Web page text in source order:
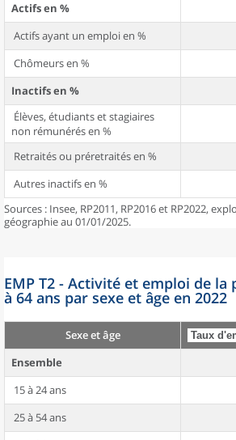
Actifs en %
Actifs ayant un emploi en %
Chômeurs en %
Inactifs en %
Élèves, étudiants et stagiaires
non rémunérés en %
Retraités ou préretraités en %
Autres inactifs en %
Sources : Insee, RP2011, RP2016 et RP2022,
géographie au 01/01/2025.
EMP T2 - Activité et emploi de la
à 64 ans par sexe et âge en 2022
Sexe et âge
Ensemble
15 à 24 ans
25 à 54 ans